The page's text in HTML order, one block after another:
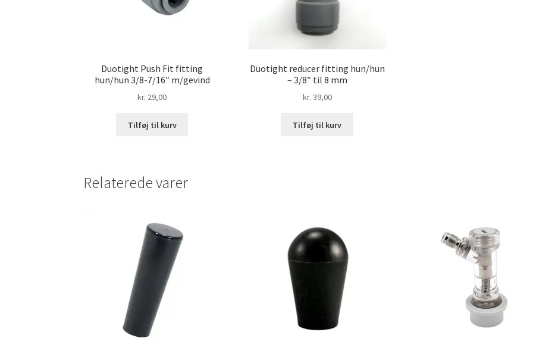
Duotight Push Fit fitting
hun/hun 3/8-7/16″ m/gevind
kr. 29,00
Tilføj til kurv
Duotight reducer fitting hun/hun
– 3/8″ til 8 mm
kr. 39,00
Tilføj til kurv
Relaterede varer